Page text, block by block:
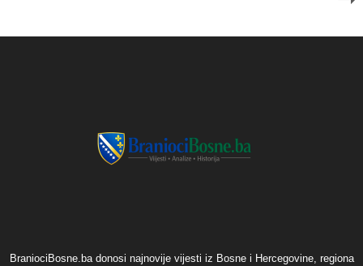
BraniociBosne.ba donosi najnovije vijesti iz Bosne i Hercegovine, regiona